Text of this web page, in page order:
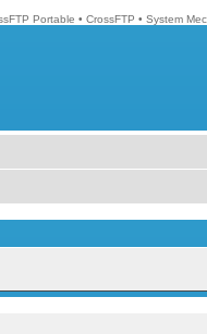
Portable • CrossFTP • System